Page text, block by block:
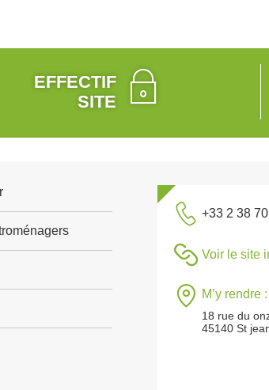
EFFECTIF
SITE
+33 2 38
Voir le site
M’y rendre :
18 rue du
45140 St